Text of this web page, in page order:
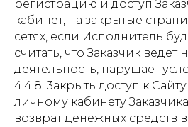
регистрацию и доступ
кабинет, на закрытые
сетях, если Исполнитель
считать, что Заказчик
деятельность, нарушает
4.4.8. 3акрыть доступ к
личному кабинету
возврат денежных средств